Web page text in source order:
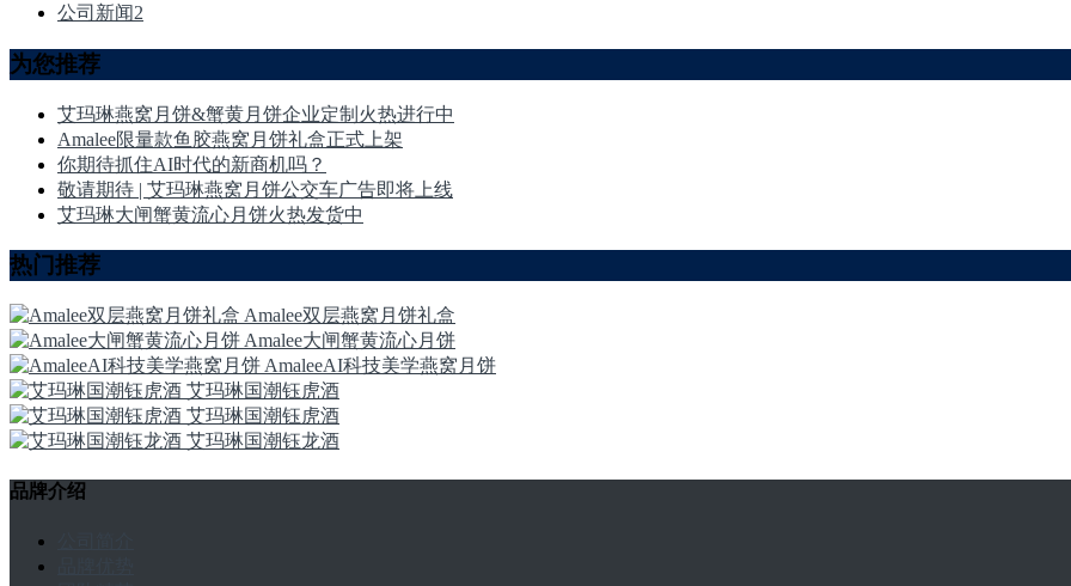
公司新闻2
为您推荐
艾玛琳燕窝月饼&蟹黄月饼企业定制火热进行中
Amalee限量款鱼胶燕窝月饼礼盒正式上架
你期待抓住AI时代的新商机吗？
敬请期待 | 艾玛琳燕窝月饼公交车广告即将上线
艾玛琳大闸蟹黄流心月饼火热发货中
热门推荐
Amalee双层燕窝月饼礼盒
Amalee大闸蟹黄流心月饼
AmaleeAI科技美学燕窝月饼
艾玛琳国潮钰虎酒
艾玛琳国潮钰虎酒
艾玛琳国潮钰龙酒
品牌介绍